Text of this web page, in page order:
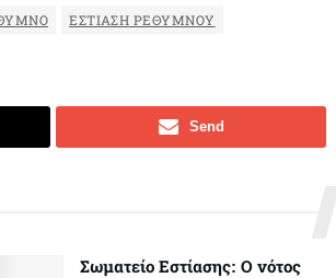
ΕΣΤΙΑΣΗ ΡΕΘΥΜΝΟΥ
Send
Σωματείο Εστίασης: Ο νότος